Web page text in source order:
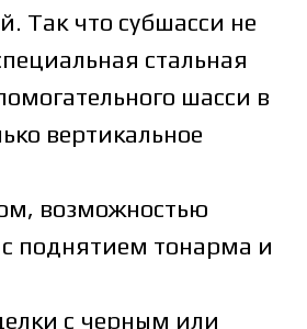
Так что субшасси не
стальная
шасси в
вертикальное
возможностью
поднятием тонарма и
c черным или